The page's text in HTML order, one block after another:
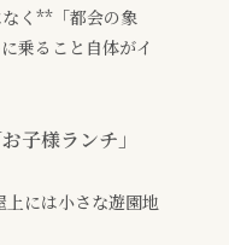
く**「都会の象
乗ること自体がイ
子様ランチ」
には小さな遊園地